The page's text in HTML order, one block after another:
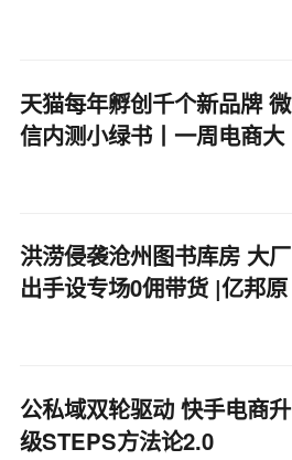
天猫每年孵创千个新品牌 微
信内测小绿书丨一周电商大
洪涝侵袭沧州图书库房 大厂
出手设专场0佣带货 |亿邦原
公私域双轮驱动 快手电商升
级STEPS方法论2.0